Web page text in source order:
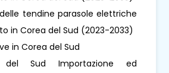
tendine parasole elettriche
in Corea del Sud (2023-2033)
in Corea del Sud
Sud Importazione ed